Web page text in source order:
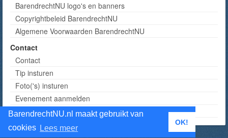
BarendrechtNU.nl maakt gebruikt van
cookies Lees meer
OK!
BarendrechtNU logo's en banners
Copyrightbeleid BarendrechtNU
Algemene Voorwaarden BarendrechtNU
Contact
Contact
Tip insturen
Foto('s) insturen
Evenement aanmelden
Informatie aanvragen adverteren